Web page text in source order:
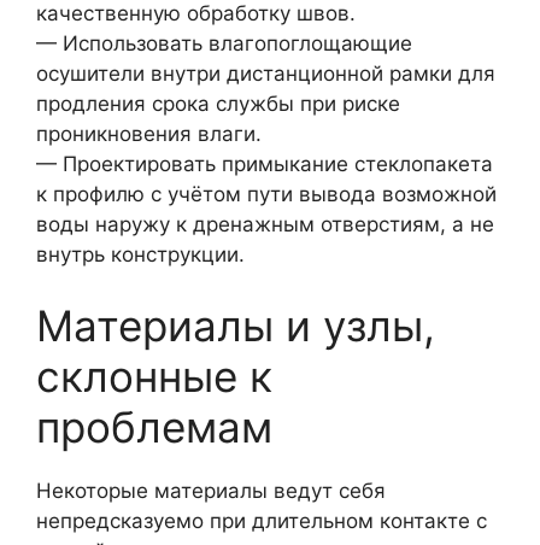
качественную обработку швов.
— Использовать влагопоглощающие
осушители внутри дистанционной рамки для
продления срока службы при риске
проникновения влаги.
— Проектировать примыкание стеклопакета
к профилю с учётом пути вывода возможной
воды наружу к дренажным отверстиям, а не
внутрь конструкции.
Материалы и узлы,
склонные к
проблемам
Некоторые материалы ведут себя
непредсказуемо при длительном контакте с